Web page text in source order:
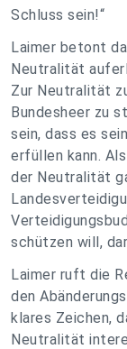
Schluss sein!“
Laimer betont
Neutralität
Zur Neutralität
Bundesheer zu
sein, dass es
erfüllen kann.
der Neutralität
schützen will,
Laimer ruft die
den
klares Zeichen,
Neutralität